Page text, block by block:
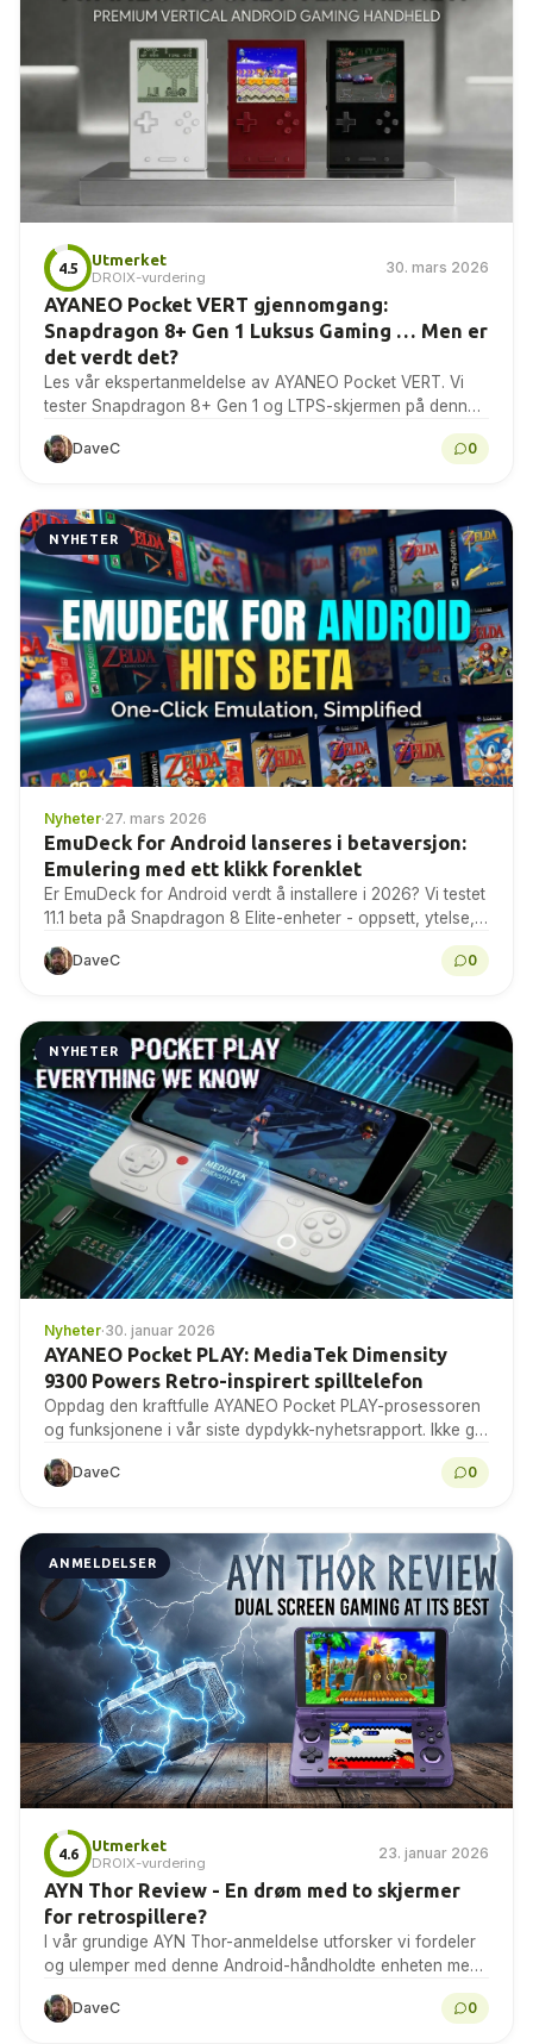
4.5
Utmerket
DROIX-vurdering
30. mars 2026
AYANEO Pocket VERT gjennomgang:
Snapdragon 8+ Gen 1 Luksus Gaming … Men er
det verdt det?
Les vår ekspertanmeldelse av AYANEO Pocket VERT. Vi
tester Snapdragon 8+ Gen 1 og LTPS-skjermen på denne
førsteklasses vertikale spillkonsollen. Er den den nye...
DaveC 0
NYHETER
Nyheter·27. mars 2026
EmuDeck for Android lanseres i betaversjon:
Emulering med ett klikk forenklet
Er EmuDeck for Android verdt å installere i 2026? Vi testet
11.1 beta på Snapdragon 8 Elite-enheter - oppsett, ytelse,
DaveC 0
NYHETER
Nyheter·30. januar 2026
AYANEO Pocket PLAY: MediaTek Dimensity
9300 Powers Retro-inspirert spilltelefon
Oppdag den kraftfulle AYANEO Pocket PLAY-prosessoren
og funksjonene i vår siste dypdykk-nyhetsrapport. Ikke gå
DaveC 0
ANMELDELSER
4.6
Utmerket
DROIX-vurdering
23. januar 2026
AYN Thor Review - En drøm med to skjermer
for retrospillere?
I vår grundige AYN Thor-anmeldelse utforsker vi fordeler
og ulemper med denne Android-håndholdte enheten med
batterilevetiden.
DaveC 0